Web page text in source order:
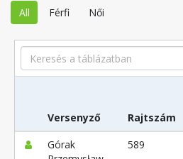
All Férfi Női
Search
Versenyző Rajtszám
Górak
589